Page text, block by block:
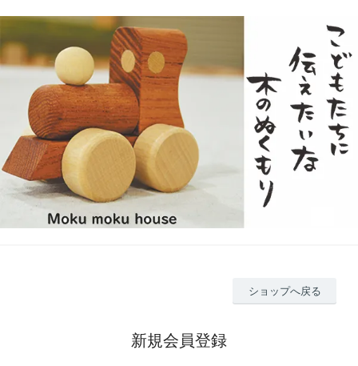
ショップへ戻る
新規会員登録